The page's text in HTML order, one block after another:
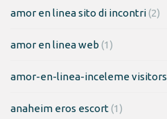
amor en linea sito di incontri(2)
amor en linea web (1)
amor-en-linea-inceleme visitors
anaheim eros escort(1)